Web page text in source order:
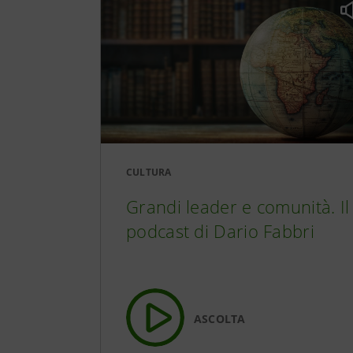
Monsù
Giovanna
Anna
Donne nella
scegliere la
CULTURA
Grandi leader e comunità. Il
podcast di Dario Fabbri
ASCOLTA